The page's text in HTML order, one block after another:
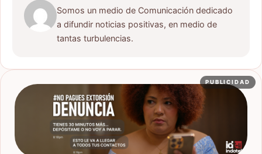
Somos un medio de Comunicación dedicado
a difundir noticias positivas, en medio de
tantas turbulencias.
PUBLICIDAD